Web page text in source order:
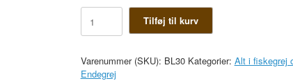
Thofast
gr.
Tilføj til kurv
Varenummer (SKU): BL30 Kategorier: Alt i fiskegrej
Endegrej